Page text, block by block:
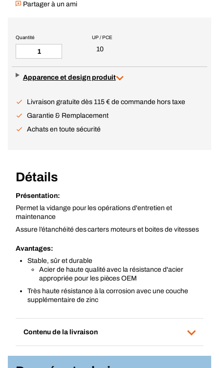
Partager à un ami
UP / PCE
10
Quantité
Apparence et design produit
Livraison gratuite dès 115 € de commande hors taxe
Garantie & Remplacement
Achats en toute sécurité
Détails
Présentation:
Permet la vidange pour les opérations d'entretien et
maintenance
Assure l’étanchéité des carters moteurs et boites de vitesses
Avantages:
Stable, sûr et durable
Acier de haute qualité avec la résistance d'acier
appropriée pour les pièces OEM
Très haute résistance à la corrosion avec une couche
supplémentaire de zinc
Contenu de la livraison